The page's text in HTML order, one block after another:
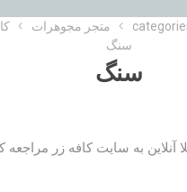
متجر مجوهرات
سنگ
سنگ
به سایت کافه زر مراجعه